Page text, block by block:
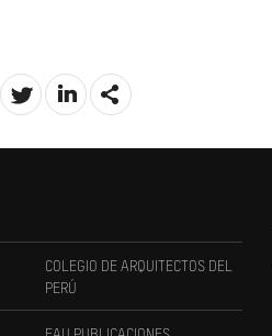
COLEGIO DE ARQUITECTOS DEL
PERÚ